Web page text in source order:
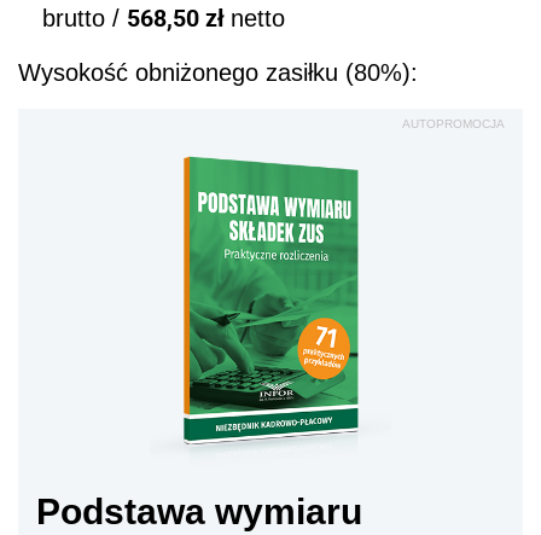
brutto / 568,50 zł netto
Wysokość obniżonego zasiłku (80%):
AUTOPROMOCJA
Podstawa wymiaru